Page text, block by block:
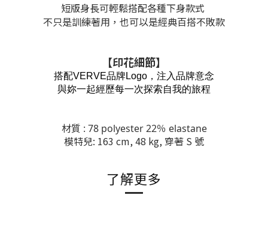
短版身長可輕鬆搭配各種下身款式
不只是訓練著用，也可以是經典百搭不敗款
【印花細節】
搭配VERVE品牌Logo，注入品牌意念
與妳一起經歷每一次探索自我的旅程
材質 : 78 polyester 22％ elastane
模特兒: 163 cm, 48 kg, 穿著 S 號
了解更多